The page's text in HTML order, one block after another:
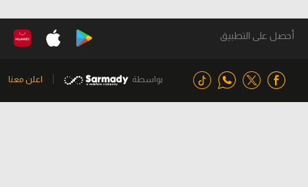
أحصل على التطبيق
بواسطة اعلن معنا